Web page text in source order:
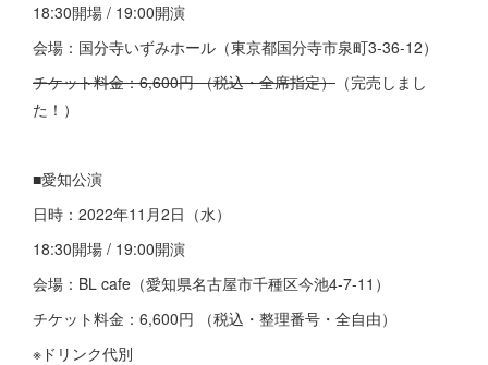
18:30開場 / 19:00開演
会場：国分寺いずみホール（東京都国分寺市泉町3-36-12）
チケット料金：6,600円 （税込・全席指定） （完売しまし
た！）
■愛知公演
日時：2022年11月2日（水）
18:30開場 / 19:00開演
会場：BL cafe（愛知県名古屋市千種区今池4-7-11）
チケット料金：6,600円 （税込・整理番号・全自由）
※ドリンク代別